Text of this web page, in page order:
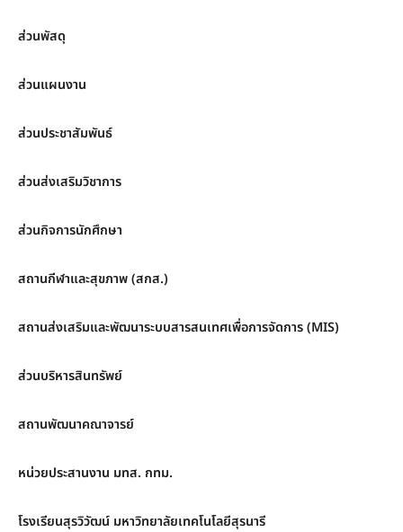
ส่วนพัสดุ
ส่วนแผนงาน
ส่วนประชาสัมพันธ์
ส่วนส่งเสริมวิชาการ
ส่วนกิจการนักศึกษา
สถานกีฬาและสุขภาพ (สกส.)
สถานส่งเสริมและพัฒนาระบบสารสนเทศเพื่อการจัดการ (MIS)
ส่วนบริหารสินทรัพย์
สถานพัฒนาคณาจารย์
หน่วยประสานงาน มทส. กทม.
โรงเรียนสุรวิวัฒน์ มหาวิทยาลัยเทคโนโลยีสุรนารี